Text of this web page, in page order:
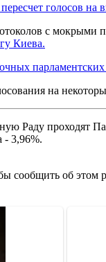
пересчет голосов
с
Киева.
на
Раду
- 3,96%.
сообщить об этом